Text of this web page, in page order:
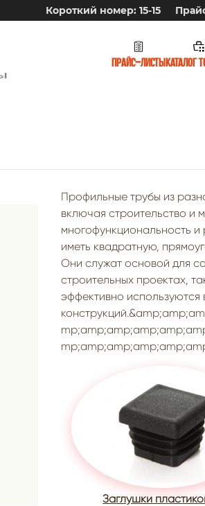
Короткий номер: 15-15
Прайс-листы Каталог
Профильные трубы из
включая строительство и
многофункциональность и
иметь квадратную,
Они служат основой для
строительных проектах,
эффективно используются
Заглушки